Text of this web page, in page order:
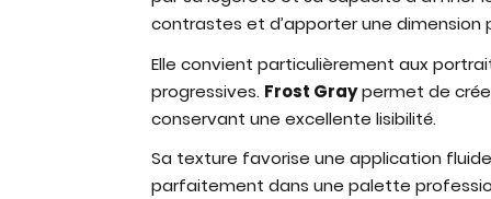
contrastes et d’apporter une dimension
Elle convient particulièrement aux
progressives. Frost Graypermet de
conservant une excellente lisibilité.
Sa texture favorise une application
parfaitement dans une palette